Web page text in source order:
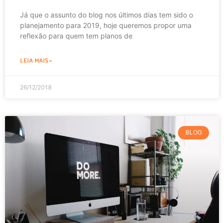
Já que o assunto do blog nos últimos dias tem sido o
planejamento para 2019, hoje queremos propor uma
reflexão para quem tem planos de
LEIA MAIS »
26/12/2018
BLOG